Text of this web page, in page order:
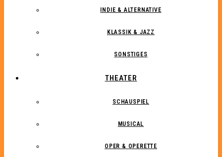
INDIE & ALTERNATIVE
KLASSIK & JAZZ
SONSTIGES
THEATER
SCHAUSPIEL
MUSICAL
OPER & OPERETTE